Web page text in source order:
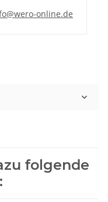
online.de
folgende